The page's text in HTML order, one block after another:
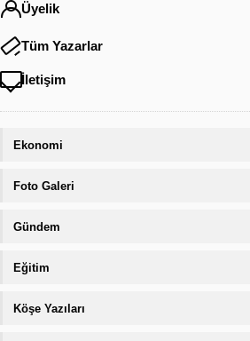
Üyelik
Tüm Yazarlar
İletişim
Ekonomi
Foto Galeri
Gündem
Eğitim
Köşe Yazıları